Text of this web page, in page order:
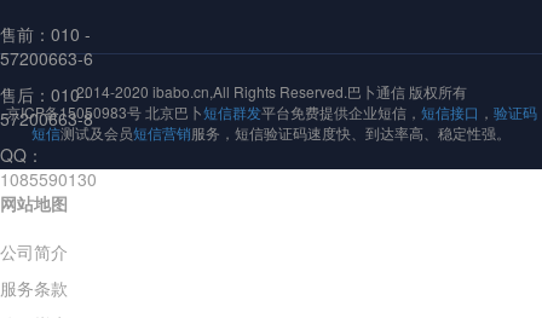
售前： 010 -
57200663-6
售后：010 -
57200663-8
QQ：
1085590130
网站地图
公司简介
服务条款
2014-2020 ibabo.cn,All Rights Reserved.巴卜通信 版权所有
京ICP备15050983号 北京巴卜短信群发平台免费提供企业短信， 短信接口 ， 验证码
短信测试及会员短信营销服务，短信验证码速度快、到达率高、稳定性强。